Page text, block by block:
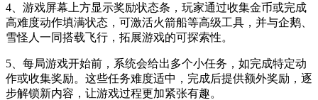
4、游戏屏幕上方显示奖励状态条，玩家通过收集金币或完成
高难度动作填满状态，可激活火箭船等高级工具，并与企鹅、
雪怪人一同搭载飞行，拓展游戏的可探索性。
5、每局游戏开始前，系统会给出多个小任务，如完成特定动
作或收集奖励。这些任务难度适中，完成后提供额外奖励，逐
步解锁新内容，让游戏过程更加紧张有趣。